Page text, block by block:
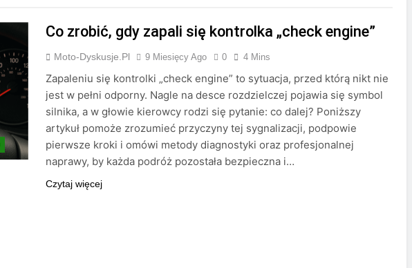
Co zrobić, gdy zapali się kontrolka „check engine”
Moto-Dyskusje.pl 9 Miesięcy Ago 0 4 Mins
Zapaleniu się kontrolki „check engine” to sytuacja, przed którą nikt nie
jest w pełni odporny. Nagle na desce rozdzielczej pojawia się symbol
silnika, a w głowie kierowcy rodzi się pytanie: co dalej? Poniższy
artykuł pomoże zrozumieć przyczyny tej sygnalizacji, podpowie
pierwsze kroki i omówi metody diagnostyki oraz profesjonalnej
naprawy, by każda podróż pozostała bezpieczna i…
Czytaj więcej